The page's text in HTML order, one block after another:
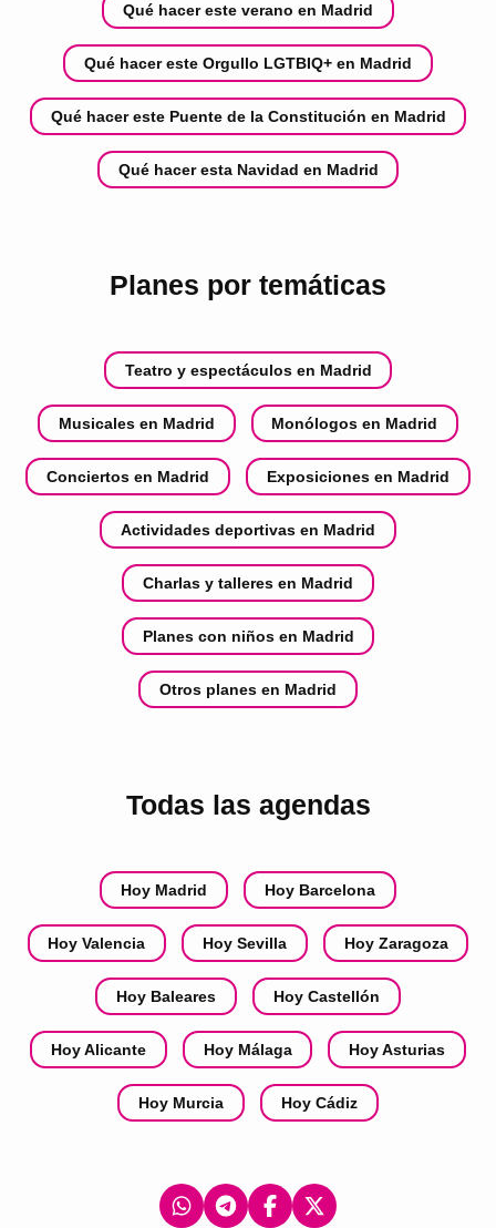
Qué hacer este verano en Madrid
Qué hacer este Orgullo LGTBIQ+ en Madrid
Qué hacer este Puente de la Constitución en Madrid
Qué hacer esta Navidad en Madrid
Planes por temáticas
Teatro y espectáculos en Madrid
Musicales en Madrid Monólogos en Madrid
Conciertos en Madrid Exposiciones en Madrid
Actividades deportivas en Madrid
Charlas y talleres en Madrid
Planes con niños en Madrid
Otros planes en Madrid
Todas las agendas
Hoy Madrid Hoy Barcelona
Hoy Valencia Hoy Sevilla Hoy Zaragoza
Hoy Baleares Hoy Castellón
Hoy Alicante Hoy Málaga Hoy Asturias
Hoy Murcia Hoy Cádiz